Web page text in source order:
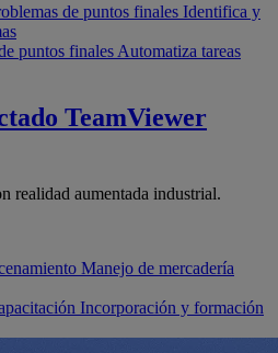
de puntos finales Identifica y
puntos finales Automatiza tareas
TeamViewer
realidad aumentada industrial.
Manejo de mercadería
Incorporación y formación